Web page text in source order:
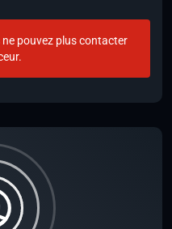
pouvez plus contacter